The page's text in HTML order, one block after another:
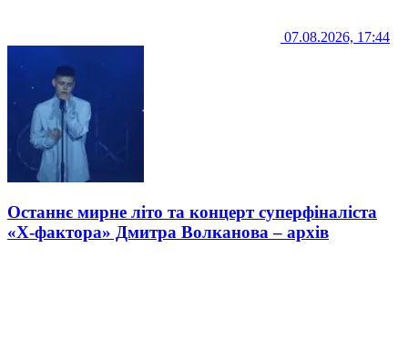
07.08.2026, 17:44
Останнє мирне літо та концерт суперфіналіста
«Х-фактора» Дмитра Волканова – архів